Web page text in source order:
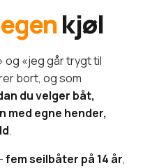
egenkjøl
og «jeg går trygt til
bort, og som
du velger båt,
med egne hender,
.
fem seilbåter på 14 år,